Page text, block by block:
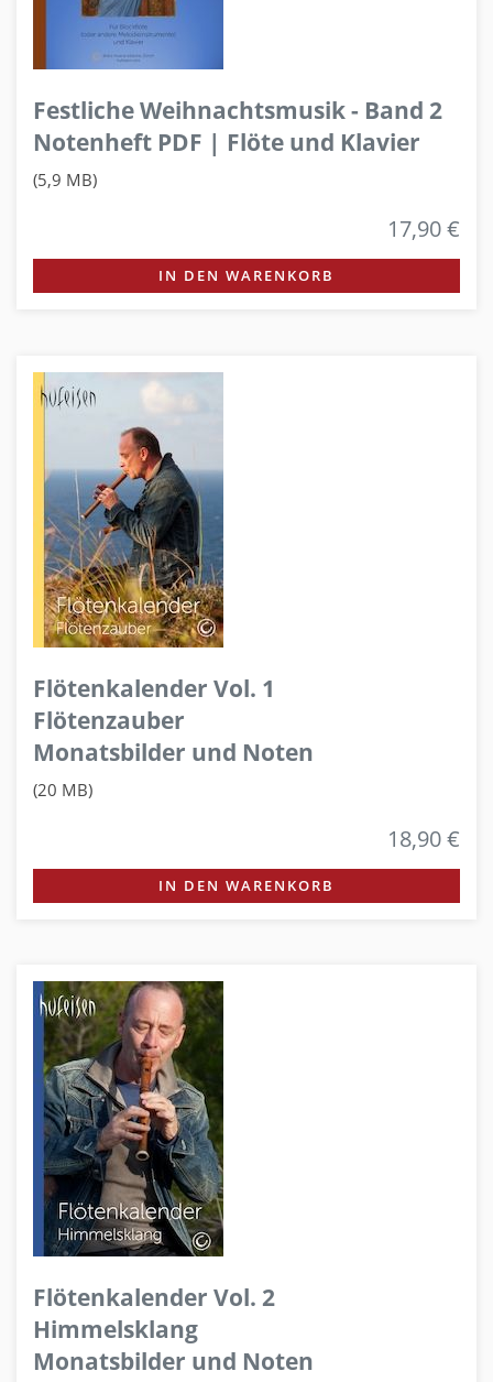
Festliche Weihnachtsmusik - Band 2
Notenheft PDF | Flöte und Klavier
(5,9 MB)
17,90 €
IN DEN WARENKORB
Flötenkalender Vol. 1
Flötenzauber
Monatsbilder und Noten
(20 MB)
18,90 €
IN DEN WARENKORB
Flötenkalender Vol. 2
Himmelsklang
Monatsbilder und Noten